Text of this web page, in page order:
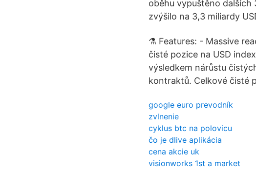
oběhu vypuštěno dalších
zvýšilo na 3,3 miliardy
⚗️ Features: - Massive
čisté pozice na USD
výsledkem nárůstu
kontraktů. Celkové čisté
google euro prevodník
zvlnenie
cyklus btc na polovicu
čo je dlive aplikácia
cena akcie uk
visionworks 1st a market